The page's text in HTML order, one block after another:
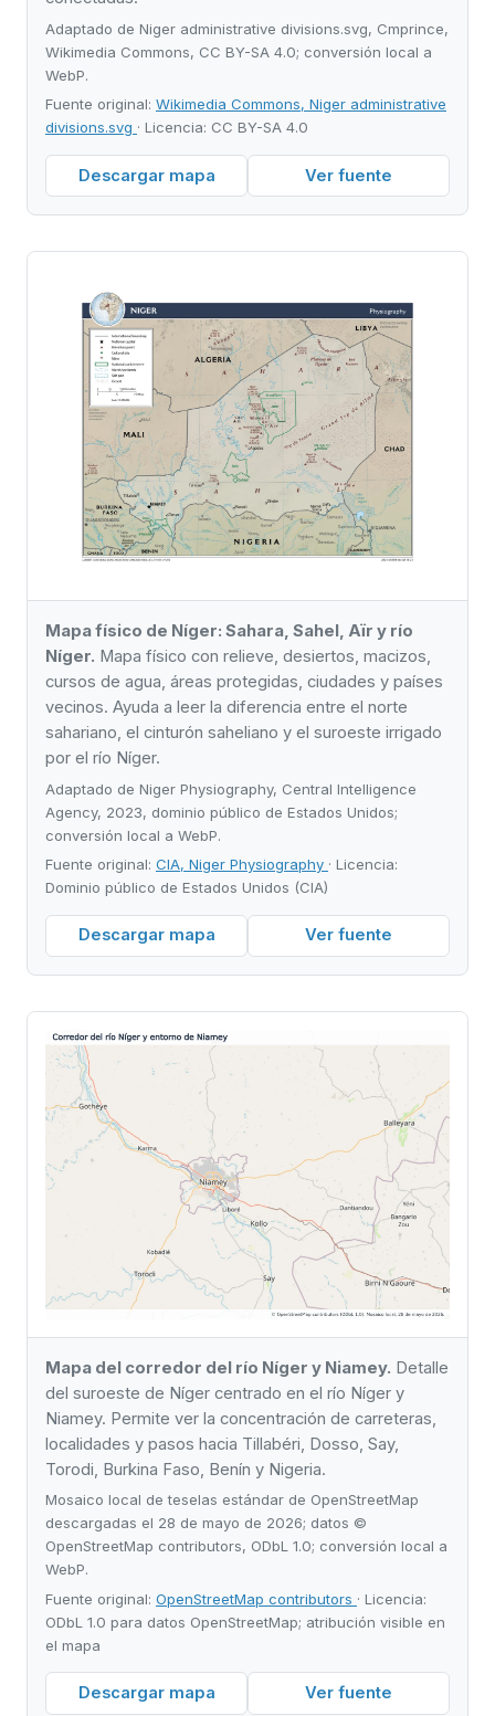
Adaptado de Niger administrative divisions.svg, Cmprince,
Wikimedia Commons, CC BY-SA 4.0; conversión local a
WebP.
Fuente original: Wikimedia Commons, Niger administrative
divisions.svg · Licencia: CC BY-SA 4.0
Descargar mapa Ver fuente
Mapa físico de Níger: Sahara, Sahel, Aïr y río
Níger. Mapa físico con relieve, desiertos, macizos,
cursos de agua, áreas protegidas, ciudades y países
vecinos. Ayuda a leer la diferencia entre el norte
sahariano, el cinturón saheliano y el suroeste irrigado
por el río Níger.
Adaptado de Niger Physiography, Central Intelligence
Agency, 2023, dominio público de Estados Unidos;
conversión local a WebP.
Fuente original: CIA, Niger Physiography · Licencia:
Dominio público de Estados Unidos (CIA)
Descargar mapa Ver fuente
Mapa del corredor del río Níger y Niamey. Detalle
del suroeste de Níger centrado en el río Níger y
Niamey. Permite ver la concentración de carreteras,
localidades y pasos hacia Tillabéri, Dosso, Say,
Torodi, Burkina Faso, Benín y Nigeria.
Mosaico local de teselas estándar de OpenStreetMap
descargadas el 28 de mayo de 2026; datos ©
OpenStreetMap contributors, ODbL 1.0; conversión local a
WebP.
Fuente original: OpenStreetMap contributors · Licencia:
ODbL 1.0 para datos OpenStreetMap; atribución visible en
el mapa
Descargar mapa Ver fuente